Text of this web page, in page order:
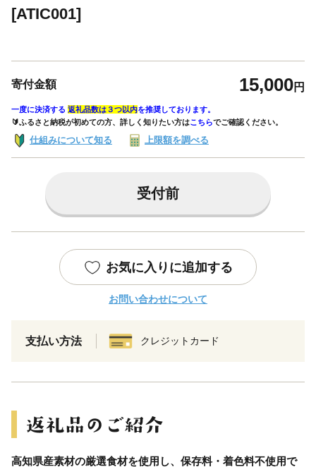
[ATIC001]
寄付金額 15,000円
一度に決済する 返礼品数は３つ以内を推奨しております。
🔰ふるさと納税が初めての方、詳しく知りたい方はこちらでご確認ください。
仕組みについて知る 上限額を調べる
受付前
お気に入りに追加する
お問い合わせについて
支払い方法 クレジットカード
高知県産素材の厳選食材を使用し、保存料・着色料不使用で